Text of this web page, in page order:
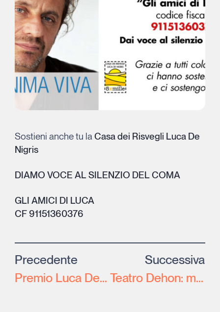
Sostieni anche tu laCasa dei Risvegli Luca De
Nigris
DIAMO VOCE AL SILENZIO DEL COMA
GLI AMICI DI LUCA
CF 91151360376
Precedente
Premio Luca De Nigris 2015 – i premiati
Successiva
Teatro Dehon: magnifico teatrino errante